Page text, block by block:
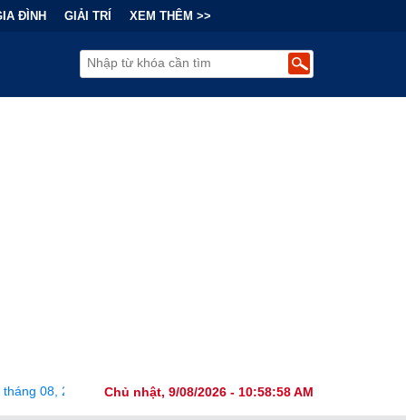
ĐÌNH GIẢI TRÍ XEM THÊM >>
Chủ nhật, 9/08/2026 - 10:59:00 AM
tháng 08, 2026 • Bi kịch "6 lần chọn sai nhánh công nghệ"